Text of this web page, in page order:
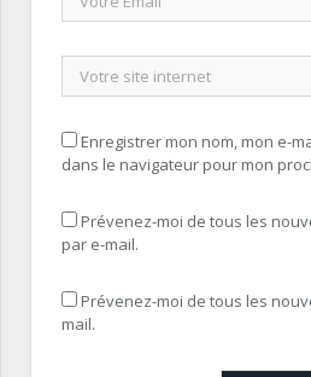
Enregistrer mon nom, mon e-
dans le navigateur pour mon
Prévenez-moi de tous les
par e-mail.
Prévenez-moi de tous les
mail.